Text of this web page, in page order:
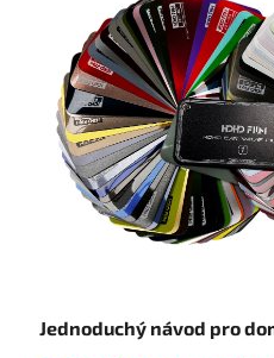
Jednoduchý návod pro